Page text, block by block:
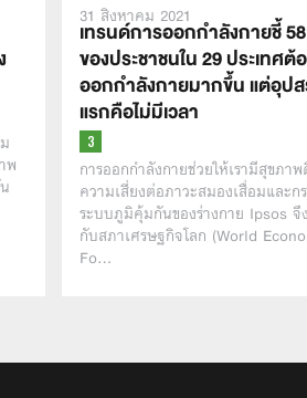
พ
31 สิงหาคม 2021
เทรนด์การออกกำลังกายชี้
ของประชาชนใน 29 ประเทศต้
ออกกำลังกายมากขึ้น แต่อุป
แรกคือไม่มีเวลา
การออกกำลังกายช่วยให้เรามีสุขภา
ความเสี่ยงต่อภาวะสมองเสื่อมและก
ระบบภูมิคุ้มกันของร่างกาย Ipsos จึ
กับสภาเศรษฐกิจโลก (World
Fo…